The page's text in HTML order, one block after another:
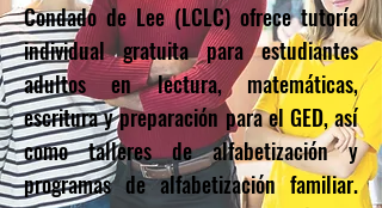
Condado de Lee (LCLC) ofrece tutoría
individual gratuita para estudiantes
adultos en lectura, matemáticas,
escritura y preparación para el GED, así
como talleres de alfabetización y
programas de alfabetización familiar.